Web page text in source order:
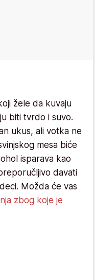
žele da kuvaju
biti tvrdo i suvo.
ukus, ali votka ne
mesa biće
isparava kao
davati
Možda će vas
zbog koje je